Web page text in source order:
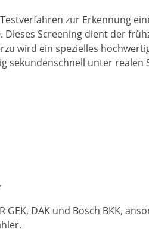
zur Erkennung
. Dieses Screening dient der
wird ein spezielles
sekundenschnell unter realen
GEK, DAK und Bosch BKK,